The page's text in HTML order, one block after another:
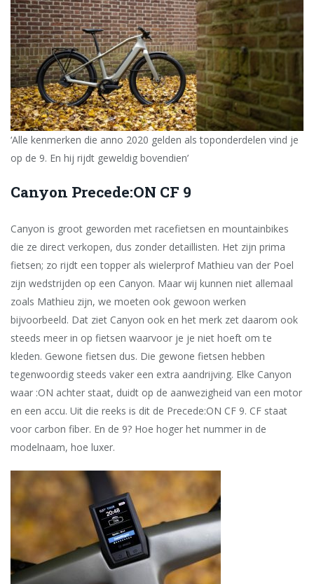
‘Alle kenmerken die anno 2020 gelden als toponderdelen vind je
op de 9. En hij rijdt geweldig bovendien’
Canyon Precede:ON CF 9
Canyon is groot geworden met racefietsen en mountainbikes
die ze direct verkopen, dus zonder detaillisten. Het zijn prima
fietsen; zo rijdt een topper als wielerprof Mathieu van der Poel
zijn wedstrijden op een Canyon. Maar wij kunnen niet allemaal
zoals Mathieu zijn, we moeten ook gewoon werken
bijvoorbeeld. Dat ziet Canyon ook en het merk zet daarom ook
steeds meer in op fietsen waarvoor je je niet hoeft om te
kleden. Gewone fietsen dus. Die gewone fietsen hebben
tegenwoordig steeds vaker een extra aandrijving. Elke Canyon
waar :ON achter staat, duidt op de aanwezigheid van een motor
en een accu. Uit die reeks is dit de Precede:ON CF 9. CF staat
voor carbon fiber. En de 9? Hoe hoger het nummer in de
modelnaam, hoe luxer.